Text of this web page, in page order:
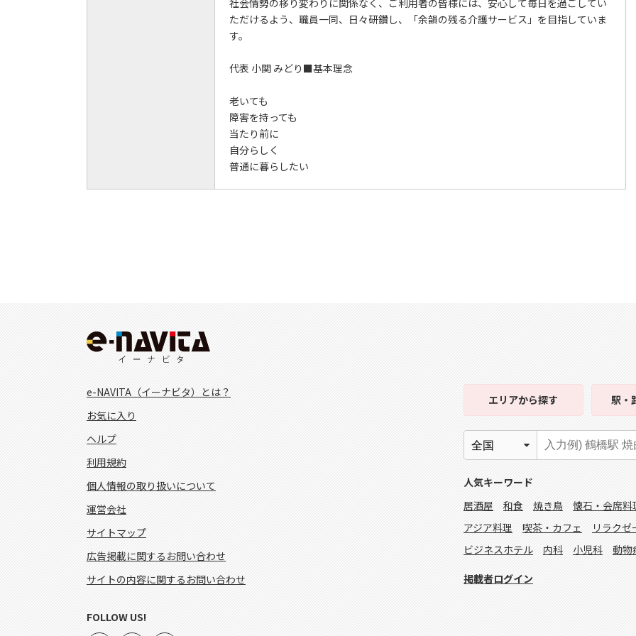
社会情勢の移り変わりに関係なく、ご利用者の皆様には、安心して毎日を過ごしてい
ただけるよう、職員一同、日々研鑽し、「余韻の残る介護サービス」を目指していま
す。
代表 小関 みどり■基本理念
老いても
障害を持っても
当たり前に
自分らしく
普通に暮らしたい
e-NAVITA（イーナビタ）とは？
お気に入り
ヘルプ
利用規約
個人情報の取り扱いについて
運営会社
サイトマップ
広告掲載に関するお問い合わせ
サイトの内容に関するお問い合わせ
エリアから探す 駅・
人気キーワード
居酒屋
和食 焼き鳥 懐石・会席料
アジア料理
喫茶・カフェ リラクゼ
ビジネスホテル
内科 小児科 動物
掲載者ログイン
FOLLOW US!